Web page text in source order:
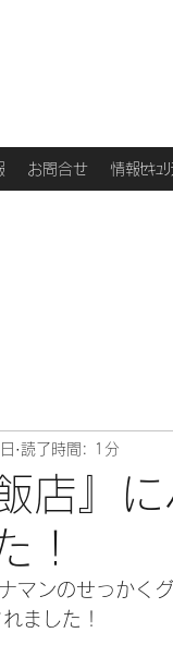
お問合せ 情報ｾｷｭ
店』
！
読了時間: 1分
マンのせっかく
ました！